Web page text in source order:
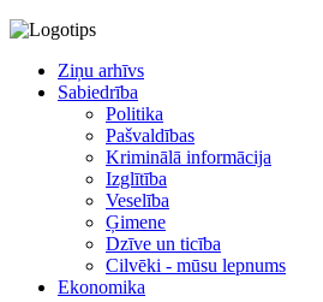
Ziņu arhīvs
Sabiedrība
Politika
Pašvaldības
Kriminālā informācija
Izglītība
Veselība
Ģimene
Dzīve un ticība
Cilvēki - mūsu lepnums
Ekonomika